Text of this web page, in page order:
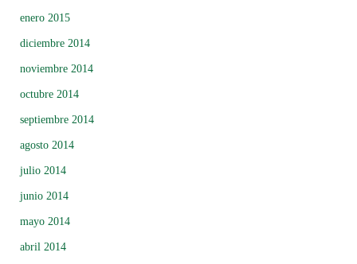
enero 2015
diciembre 2014
noviembre 2014
octubre 2014
septiembre 2014
agosto 2014
julio 2014
junio 2014
mayo 2014
abril 2014